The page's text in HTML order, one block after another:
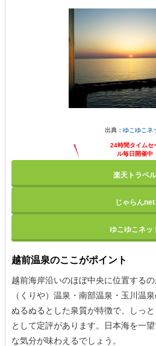
出典： ゆこゆこネ
24時間タイムセ
ル毎日開催中
楽天トラベル
じゃらんnet
ゆこゆこネッ
越前温泉のここがポイント
越前海岸沿いのほぼ中央に位置する
（くりや）温泉・南部温泉・玉川温
ぬるぬるとした泉質が特徴で、しっ
として定評があります。日本海を一
な気分が味わえるでしょう。